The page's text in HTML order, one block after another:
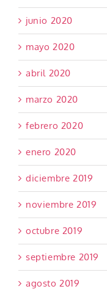
junio 2020
mayo 2020
abril 2020
marzo 2020
febrero 2020
enero 2020
diciembre 2019
noviembre 2019
octubre 2019
septiembre 2019
agosto 2019